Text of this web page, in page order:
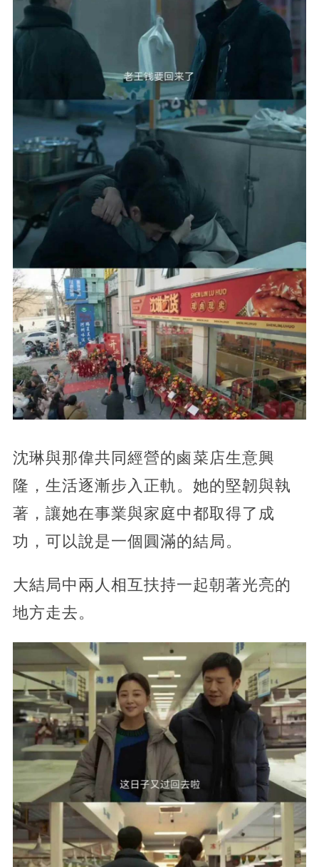
沈琳與那偉共同經營的鹵菜店生意興
隆，生活逐漸步入正軌。她的堅韌與執
著，讓她在事業與家庭中都取得了成
功，可以說是一個圓滿的結局。
大結局中兩人相互扶持一起朝著光亮的
地方走去。